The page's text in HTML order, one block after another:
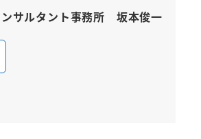
ンサルタント事務所 坂本俊一